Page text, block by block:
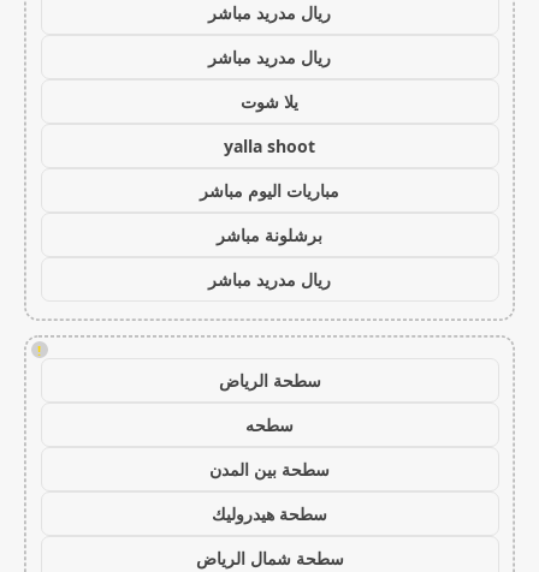
ريال مدريد مباشر
ريال مدريد مباشر
يلا شوت
yalla shoot
مباريات اليوم مباشر
برشلونة مباشر
ريال مدريد مباشر
!
سطحة الرياض
سطحه
سطحة بين المدن
سطحة هيدروليك
سطحة شمال الرياض